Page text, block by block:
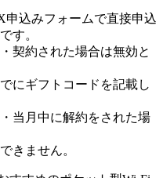
込みフォームで直接申込
す。
契約された場合は無効と
にギフトコードを記載し
当月中に解約をされた場
きません。